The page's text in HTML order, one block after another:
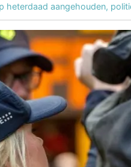
heterdaad aangehouden,